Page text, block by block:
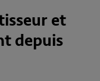
et
depuis